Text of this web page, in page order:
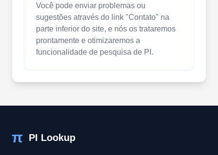
Você pode enviar problemas ou
sugestões através do link "Contato" na
parte inferior do site, e nós os trataremos
prontamente e otimizaremos a
funcionalidade de pesquisa de PI.
π PI Lookup